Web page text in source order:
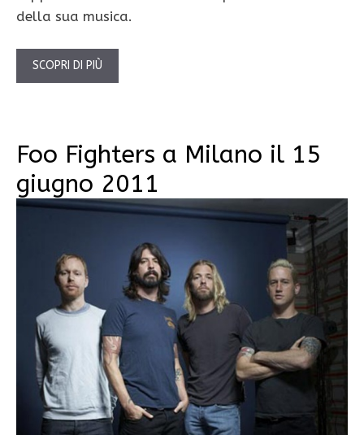
della sua musica.
SCOPRI DI PIÙ
Foo Fighters a Milano il 15
giugno 2011